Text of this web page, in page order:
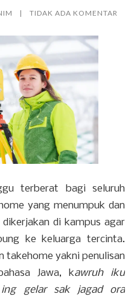
TIDAK ADA KOMENTAR
terberat bagi seluruh
yang menumpuk dan
di kampus agar
ke keluarga tercinta.
takehome yakni penulisan
Jawa, kawruh iku
gelar sak jagad ora